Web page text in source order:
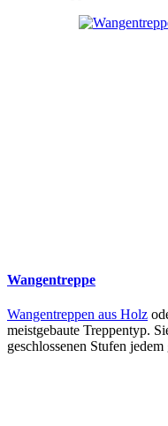
Wangentreppe
Wangentreppen aus Holz
meistgebaute Treppentyp.
geschlossenen Stufen